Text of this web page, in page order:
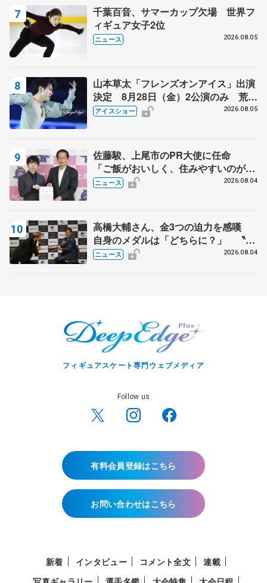
千葉百音、サマーカップ欠場 世界フ
ィギュア女子2位
ニュース 2026.08.05
山本草太「フレンズオンアイス」出演
決定 8月28日（金）2公演のみ 荒川
静香さんプロデュース、20周年のアイ
アイスショー 2026.08.05
佐藤駿、上尾市のPR大使に任命
「ご飯がおいしく、住みやすいのが魅
力」
ニュース 2026.08.04
高橋大輔さん、金3つの迫力を感嘆
自身のメダルは「どちらに？」 〝リ
ス兄弟〟オリンピック3連覇の野村忠
ニュース 2026.08.04
フィギュアスケート専門ウェブメディア
Follow us
有料会員登録はこちら
お問い合わせはこちら
新着 インタビュー コメント全文
連載